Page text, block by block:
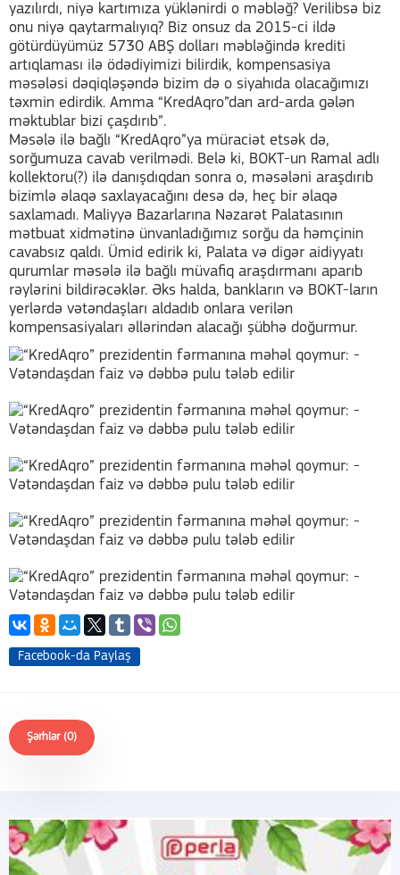
yazılırdı, niyə kartımıza yüklənirdi o məbləğ? Verilibsə biz
onu niyə qaytarmalıyıq? Biz onsuz da 2015-ci ildə
götürdüyümüz 5730 ABŞ dolları məbləğində krediti
artıqlaması ilə ödədiyimizi bilirdik, kompensasiya
məsələsi dəqiqləşəndə bizim də o siyahıda olacağımızı
təxmin edirdik. Amma “KredAqro”dan ard-arda gələn
məktublar bizi çaşdırıb”.
Məsələ ilə bağlı “KredAqro”ya müraciət etsək də,
sorğumuza cavab verilmədi. Belə ki, BOKT-un Ramal adlı
kollektoru(?) ilə danışdıqdan sonra o, məsələni araşdırıb
bizimlə əlaqə saxlayacağını desə də, heç bir əlaqə
saxlamadı. Maliyyə Bazarlarına Nəzarət Palatasının
mətbuat xidmətinə ünvanladığımız sorğu da həmçinin
cavabsız qaldı. Ümid edirik ki, Palata və digər aidiyyatı
qurumlar məsələ ilə bağlı müvafiq araşdırmanı aparıb
rəylərini bildirəcəklər. Əks halda, bankların və BOKT-ların
yerlərdə vətəndaşları aldadıb onlara verilən
kompensasiyaları əllərindən alacağı şübhə doğurmur.
Facebook-da Paylaş
Şərhlər (0)